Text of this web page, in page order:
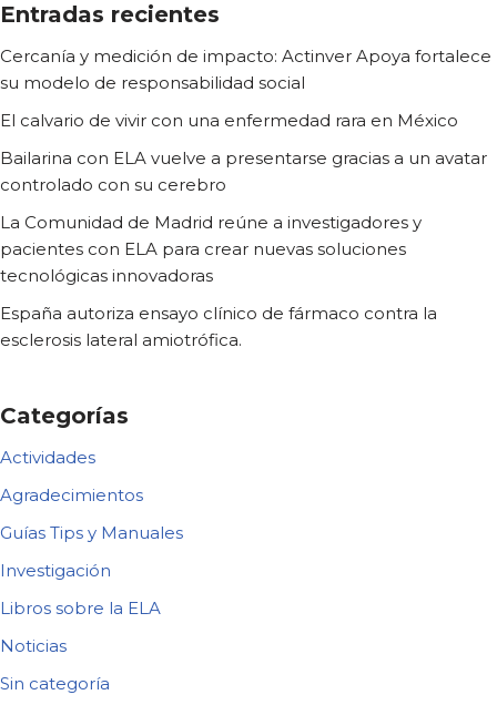
Entradas recientes
Cercanía y medición de impacto: Actinver Apoya fortalece
su modelo de responsabilidad social
El calvario de vivir con una enfermedad rara en México
Bailarina con ELA vuelve a presentarse gracias a un avatar
controlado con su cerebro
La Comunidad de Madrid reúne a investigadores y
pacientes con ELA para crear nuevas soluciones
tecnológicas innovadoras
España autoriza ensayo clínico de fármaco contra la
esclerosis lateral amiotrófica.
Categorías
Actividades
Agradecimientos
Guías Tips y Manuales
Investigación
Libros sobre la ELA
Noticias
Sin categoría